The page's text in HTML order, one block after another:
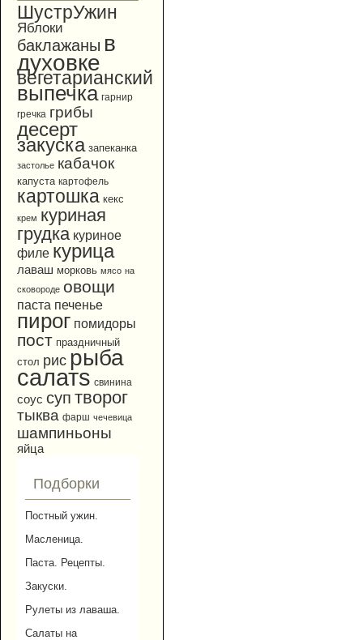
ШустрУжин
Яблоки
баклажаны в
духовке
вегетарианский
выпечка гарнир
гречка грибы
десерт
закуска запеканка
застолье кабачок
капуста картофель
картошка кекс
крем куриная
грудка куриное
филе курица
лаваш морковь мясо на
сковороде овощи
паста печенье
пирог помидоры
пост праздничный
стол рис рыба
салатs свинина
соус суп творог
тыква фарш чечевица
шампиньоны
яйца
Подборки
Постный ужин.
Масленица.
Паста. Рецепты.
Закуски.
Рулеты из лаваша.
Салаты на